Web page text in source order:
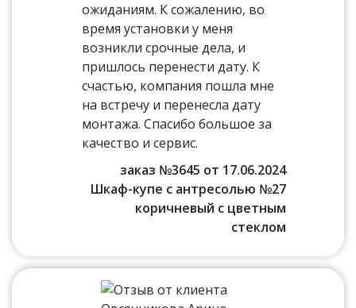
ожиданиям. К сожалению, во
время установки у меня
возникли срочные дела, и
пришлось перенести дату. К
счастью, компания пошла мне
на встречу и перенесла дату
монтажа. Спасибо большое за
качество и сервис.
заказ №3645 от 17.06.2024
Шкаф-купе с антресолью №27
коричневый с цветным
стеклом